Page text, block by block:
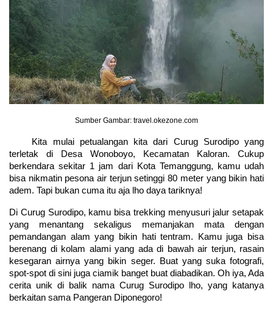
Sumber Gambar: travel.okezone.com
Kita mulai petualangan kita dari Curug Surodipo yang
terletak di Desa Wonoboyo, Kecamatan Kaloran. Cukup
berkendara sekitar 1 jam dari Kota Temanggung, kamu udah
bisa nikmatin pesona air terjun setinggi 80 meter yang bikin hati
adem. Tapi bukan cuma itu aja lho daya tariknya!
Di Curug Surodipo, kamu bisa trekking menyusuri jalur setapak
yang menantang sekaligus memanjakan mata dengan
pemandangan alam yang bikin hati tentram. Kamu juga bisa
berenang di kolam alami yang ada di bawah air terjun, rasain
kesegaran airnya yang bikin seger. Buat yang suka fotografi,
spot-spot di sini juga ciamik banget buat diabadikan. Oh iya, Ada
cerita unik di balik nama Curug Surodipo lho, yang katanya
berkaitan sama Pangeran Diponegoro!